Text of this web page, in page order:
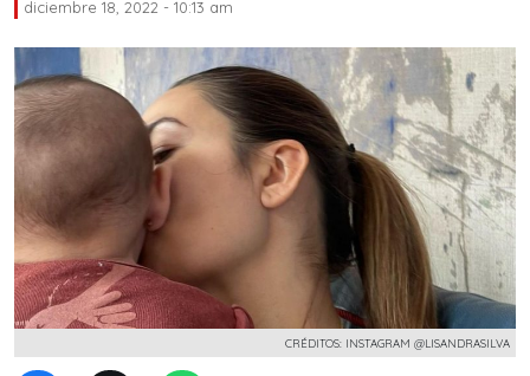
diciembre 18, 2022 - 10:13 am
CRÉDITOS: INSTAGRAM @LISANDRASILVA